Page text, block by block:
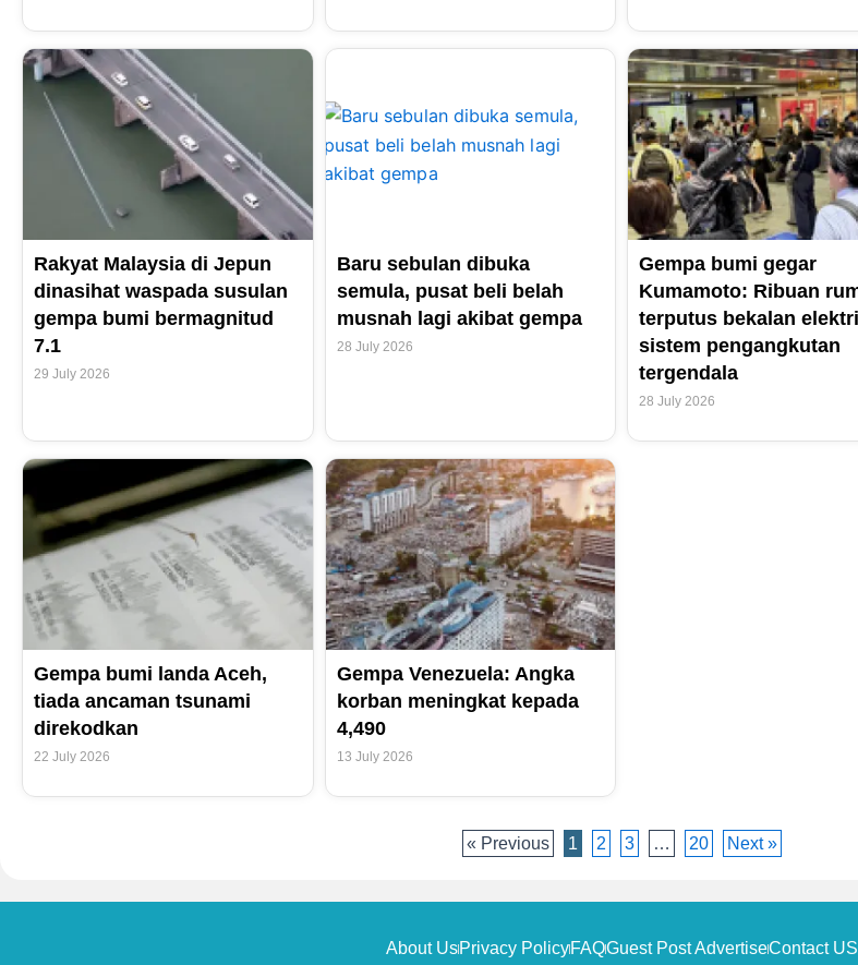
Rakyat Malaysia di Jepun
dinasihat waspada susulan
gempa bumi bermagnitud
7.1
29 July 2026
Baru sebulan dibuka
semula, pusat beli belah
musnah lagi akibat gempa
28 July 2026
Gempa bumi gegar
Kumamoto: Ribuan
terputus bekalan
sistem pengangkutan
tergendala
28 July 2026
Gempa bumi landa Aceh,
tiada ancaman tsunami
direkodkan
22 July 2026
Gempa Venezuela: Angka
korban meningkat kepada
4,490
13 July 2026
« Previous 1 2 3 … 20 Next »
About UsPrivacy PolicyFAQGuest Post AdvertiseContact US